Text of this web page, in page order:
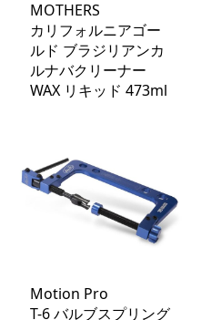
MOTHERS
カリフォルニアゴー
ルド ブラジリアンカ
ルナバクリーナー
WAX リキッド 473ml
Motion Pro
T-6 バルブスプリング